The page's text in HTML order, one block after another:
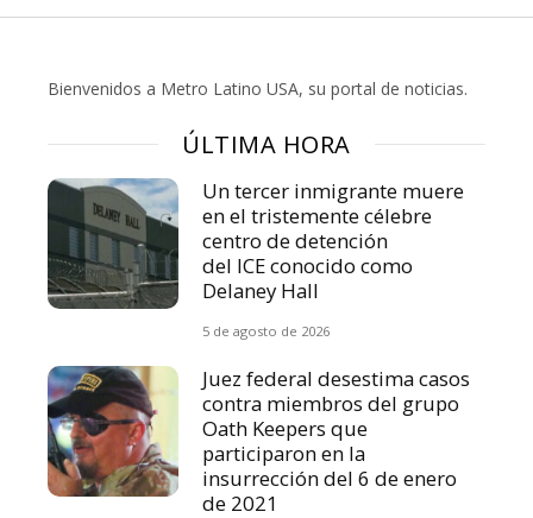
Bienvenidos a Metro Latino USA, su portal de noticias.
ÚLTIMA HORA
Un tercer inmigrante muere
en el tristemente célebre
centro de detención
del ICE conocido como
Delaney Hall
5 de agosto de 2026
Juez federal desestima casos
contra miembros del grupo
Oath Keepers que
participaron en la
insurrección del 6 de enero
de 2021